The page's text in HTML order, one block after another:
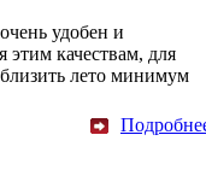
удобен и
этим качествам, для
лето минимум